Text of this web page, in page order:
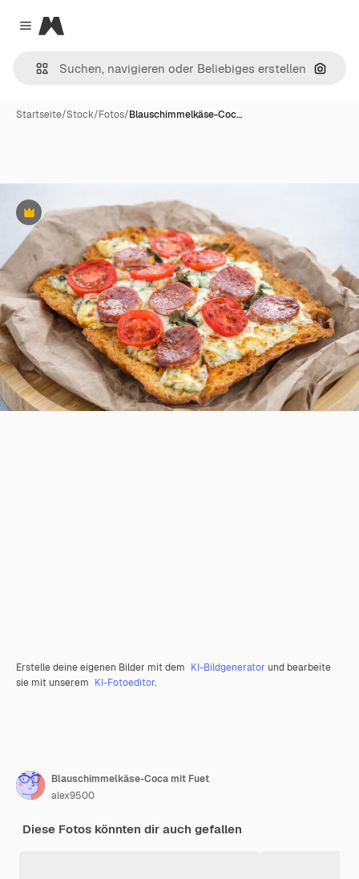
Close menu
Magnific
Nach
Startseite/Stock/Fotos/Blauschimmelkäse-Coc…
Premium
Erstelle deine eigenen Bilder mit dem KI-Bildgenerator und bearbeite
sie mit unserem KI-Fotoeditor.
Blauschimmelkäse-Coca mit Fuet
alex9500
Diese Fotos könnten dir auch gefallen